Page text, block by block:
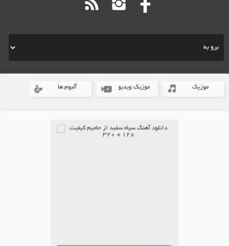
موزیک موزیک ویدیو آلبوم ها